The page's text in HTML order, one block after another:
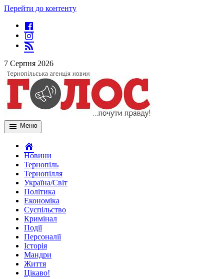
Перейти до контенту
7 Серпня 2026
Меню
Новини
Тернопіль
Тернопілля
Україна/Світ
Політика
Економіка
Суспільство
Кримінал
Події
Персоналії
Історія
Мандри
Життя
Цікаво!